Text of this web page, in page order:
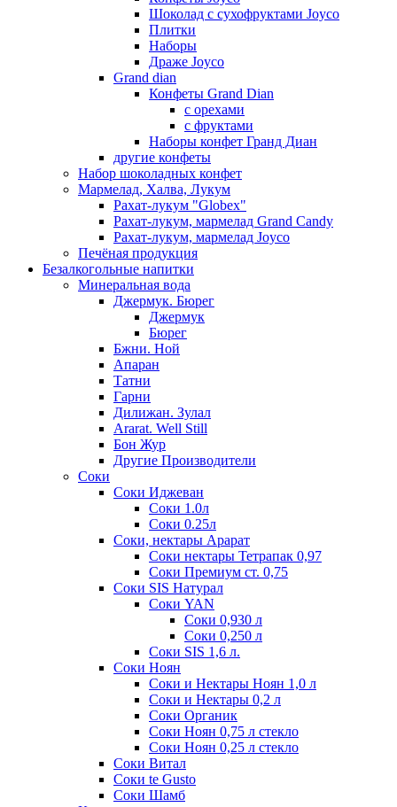
Шоколад с сухофруктами Joyco
Плитки
Наборы
Драже Joyco
Grand dian
Конфеты Grand Dian
с орехами
с фруктами
Наборы конфет Гранд Диан
другие конфеты
Набор шоколадных конфет
Мармелад, Халва, Лукум
Рахат-лукум "Globex"
Рахат-лукум, мармелад Grand Candy
Рахат-лукум, мармелад Joyco
Печёная продукция
Безалкогольные напитки
Минеральная вода
Джермук. Бюрег
Джермук
Бюрег
Бжни. Ной
Апаран
Татни
Гарни
Дилижан. Зулал
Ararat. Well Still
Бон Жур
Другие Производители
Соки
Соки Иджеван
Соки 1.0л
Соки 0.25л
Соки, нектары Арарат
Соки нектары Тетрапак 0,97
Соки Премиум ст. 0,75
Соки SIS Натурал
Соки YAN
Соки 0,930 л
Соки 0,250 л
Соки SIS 1,6 л.
Соки Ноян
Соки и Нектары Ноян 1,0 л
Соки и Нектары 0,2 л
Соки Органик
Соки Ноян 0,75 л стекло
Соки Ноян 0,25 л стекло
Соки Витал
Соки te Gusto
Соки Шамб